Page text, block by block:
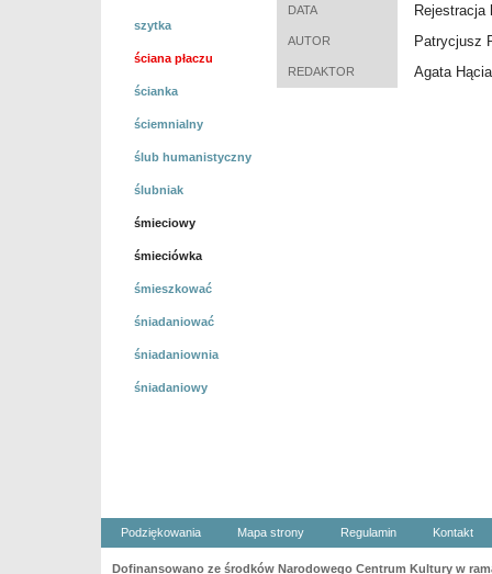
szytka
ściana płaczu
ścianka
ściemnialny
ślub humanistyczny
ślubniak
śmieciowy
śmieciówka
śmieszkować
śniadaniować
śniadaniownia
śniadaniowy
DATA Rejestracja
AUTOR Patrycjusz
REDAKTOR Agata Hącia
Podziękowania Mapa strony Regulamin Kontakt
Dofinansowano ze środków Narodowego Centrum Kultury w